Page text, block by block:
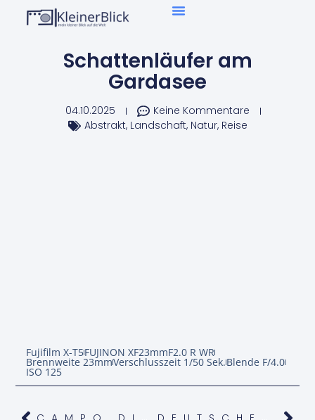
Schattenläufer am
Gardasee
04.10.2025
Keine Kommentare
Abstrakt, Landschaft, Natur, Reise
Fujifilm X-T5FUJINON XF23mmF2.0 R WR
Brennweite 23mmVerschlusszeit 1/50 Sek.Blende F/4.0
ISO 125